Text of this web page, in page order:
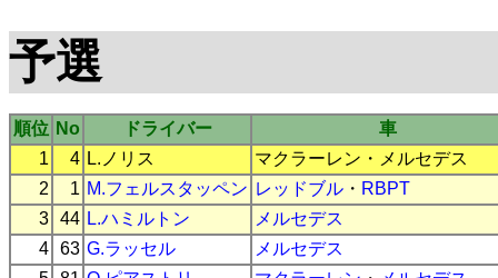
予選
順位 No ドライバー
車
1
4 L.ノリス マクラーレン ・ メルセデス
2
1 M.フェルスタッペン レッドブル ・ RBPT
3 44 L.ハミルトン
メルセデス
4 63 G.ラッセル
メルセデス